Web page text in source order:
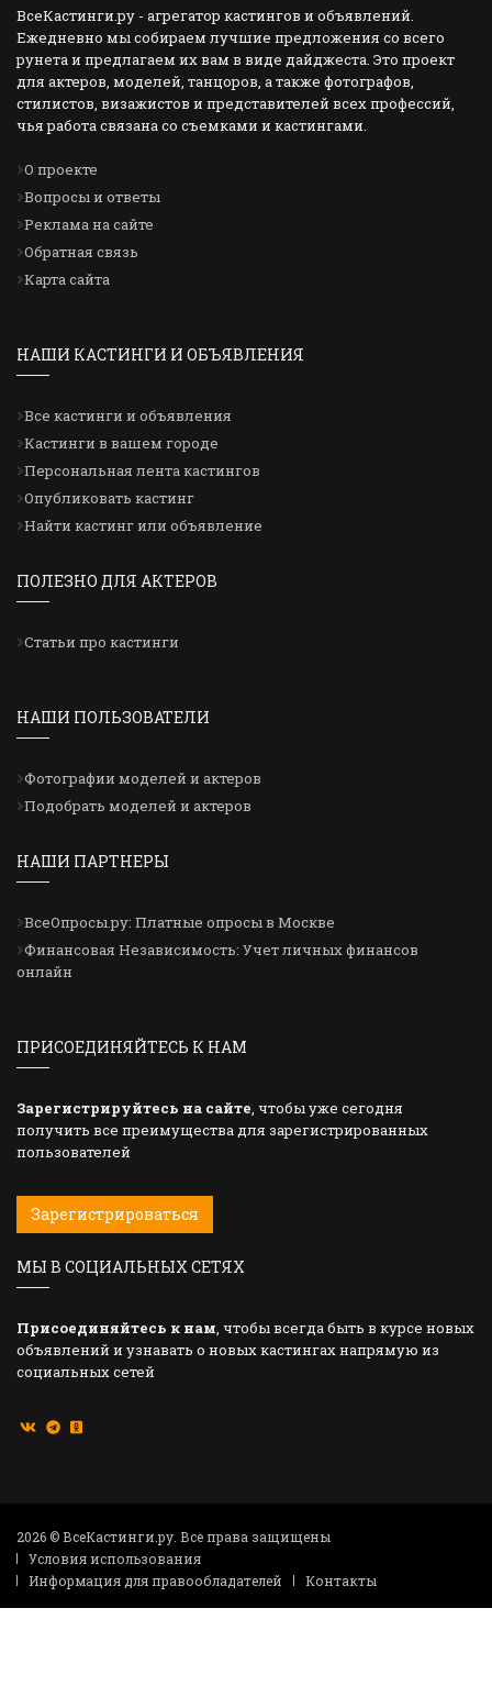
ВсеКастинги.ру - агрегатор кастингов и объявлений.
Ежедневно мы собираем лучшие предложения со всего
рунета и предлагаем их вам в виде дайджеста. Это проект
для актеров, моделей, танцоров, а также фотографов,
стилистов, визажистов и представителей всех профессий,
чья работа связана со съемками и кастингами.
О проекте
Вопросы и ответы
Реклама на сайте
Обратная связь
Карта сайта
НАШИ КАСТИНГИ И ОБЪЯВЛЕНИЯ
Все кастинги и объявления
Кастинги в вашем городе
Персональная лента кастингов
Опубликовать кастинг
Найти кастинг или объявление
ПОЛЕЗНО ДЛЯ АКТЕРОВ
Статьи про кастинги
НАШИ ПОЛЬЗОВАТЕЛИ
Фотографии моделей и актеров
Подобрать моделей и актеров
НАШИ ПАРТНЕРЫ
ВсеОпросы.ру: Платные опросы в Москве
Финансовая Независимость: Учет личных финансов
онлайн
ПРИСОЕДИНЯЙТЕСЬ К НАМ
Зарегистрируйтесь на сайте, чтобы уже сегодня
получить все преимущества для зарегистрированных
пользователей
Зарегистрироваться
МЫ В СОЦИАЛЬНЫХ СЕТЯХ
Присоединяйтесь к нам, чтобы всегда быть в курсе новых
объявлений и узнавать о новых кастингах напрямую из
социальных сетей
2026 © ВсеКастинги.ру. Все права защищены
Условия использования
Информация для правообладателей
Контакты